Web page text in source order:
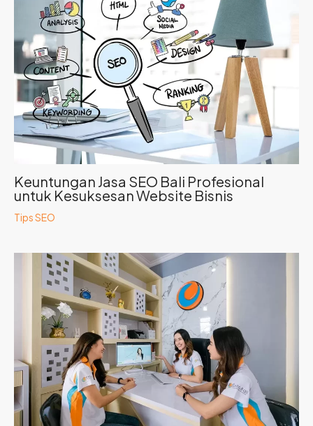
Keuntungan Jasa SEO Bali Profesional
untuk Kesuksesan Website Bisnis
Tips SEO